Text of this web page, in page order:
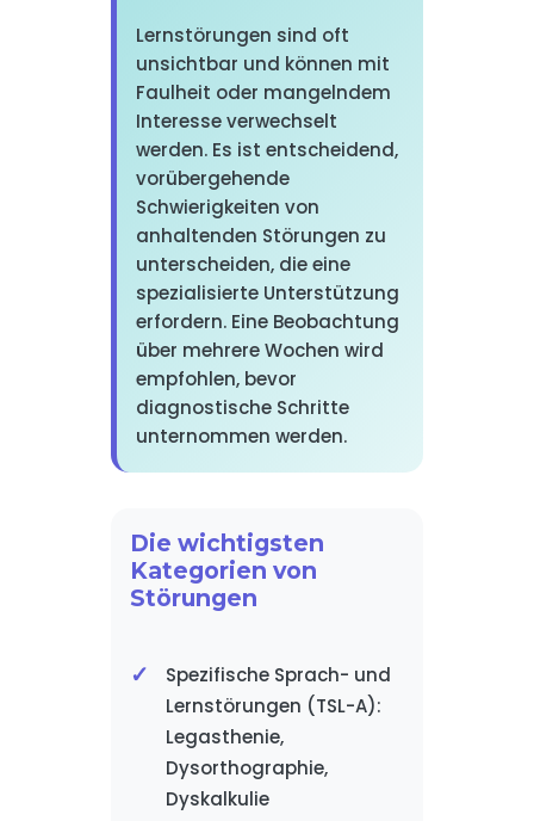
Lernstörungen sind oft
unsichtbar und können mit
Faulheit oder mangelndem
Interesse verwechselt
werden. Es ist entscheidend,
vorübergehende
Schwierigkeiten von
anhaltenden Störungen zu
unterscheiden, die eine
spezialisierte Unterstützung
erfordern. Eine Beobachtung
über mehrere Wochen wird
empfohlen, bevor
diagnostische Schritte
unternommen werden.
Die wichtigsten
Kategorien von
Störungen
Spezifische Sprach- und
Lernstörungen (TSL-A):
Legasthenie,
Dysorthographie,
Dyskalkulie